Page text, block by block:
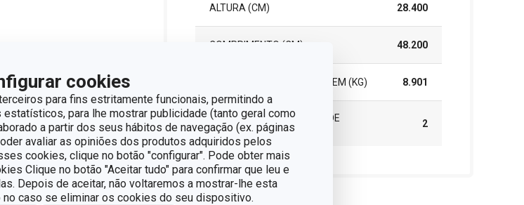
cookies
para fins estritamente funcionais, permitindo a
estatísticos, para lhe mostrar publicidade (tanto geral como
a partir dos seus hábitos de navegação (ex. páginas
avaliar as opiniões dos produtos adquiridos pelos
cookies, clique no botão "configurar". Pode obter mais
Clique no botão "Aceitar tudo" para confirmar que leu e
Depois de aceitar, não voltaremos a mostrar-lhe esta
no caso se eliminar os cookies do seu dispositivo.
ALTURA (CM) 28.400
COMPRIMENTO (CM) 48.200
PESO INCLUINDO EMBALAGEM (KG) 8.901
CAIXA MASTER (NÚMERO DE
PEÇAS)
2